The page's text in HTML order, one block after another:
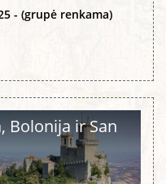
- (grupė renkama)
Bolonija ir San